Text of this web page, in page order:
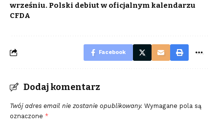
wrześniu. Polski debiut w oficjalnym kalendarzu
CFDA
Facebook
Dodaj komentarz
Twój adres email nie zostanie opublikowany. Wymagane pola są
oznaczone *